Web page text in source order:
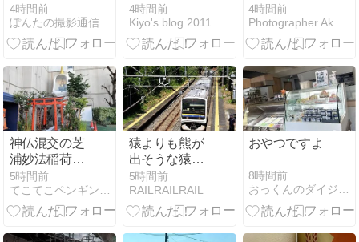
(#^.^#)
4時間前
ぽんたの撮影通信＆うどん麺類大好き生活
持って、川越
へ。外に出
て、旧山崎家
ら。その１７
4時間前
Kiyo's blog 2011
クといなづま
4時間前
Photographer Akasaka Satsuki
神仏混交の芝
浦妙法稲荷神
社
5時間前
猿よりも熊が
出そうな猿田
駅で209系を
撮る
5時間前
RAILRAILRAIL
おやつですよ
8時間前